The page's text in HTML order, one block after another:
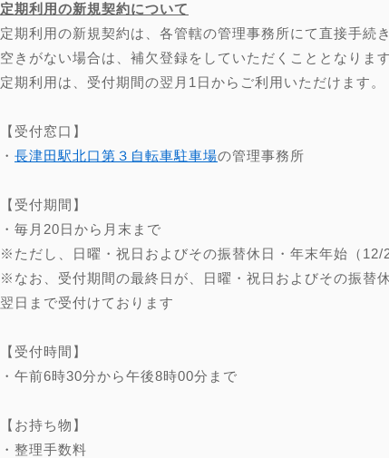
定期利用の新規契約について
定期利用の新規契約は、各管轄の管理事務所にて直接手続
空きがない場合は、補欠登録をしていただくこととなります
定期利用は、受付期間の翌月1日からご利用いただけます。
【受付窓口】
・ 長津田駅北口第３自転車駐車場の管理事務所
【受付期間】
・毎月20日から月末まで
※ただし、日曜・祝日およびその振替休日・年末年始（12/
※なお、受付期間の最終日が、日曜・祝日およびその振替
翌日まで受付けております
【受付時間】
・午前6時30分から午後8時00分まで
【お持ち物】
・整理手数料